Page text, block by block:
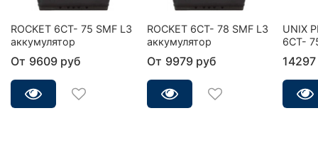
ROCKET 6CT- 75 SMF L3
аккумулятор
От 9609 руб
ROCKET 6CT- 78 SMF L3
аккумулятор
От 9979 руб
UNIX
6СТ-